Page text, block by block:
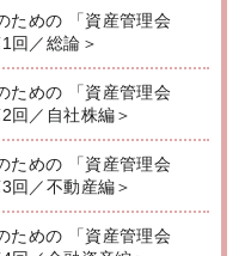
ための 「資産管理会
回／総論＞
ための 「資産管理会
回／自社株編＞
ための 「資産管理会
回／不動産編＞
ための 「資産管理会